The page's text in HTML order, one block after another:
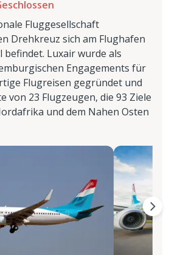
Fluggesellschaft
Drehkreuz sich am Flughafen
befindet. Luxair wurde als
Engagements für
Flugreisen gegründet und
von 23 Flugzeugen, die 93 Ziele
und dem Nahen Osten